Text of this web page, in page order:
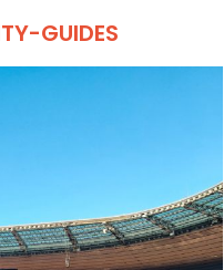
GUIDES